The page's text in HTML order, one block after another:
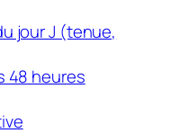
jour J (tenue,
48 heures